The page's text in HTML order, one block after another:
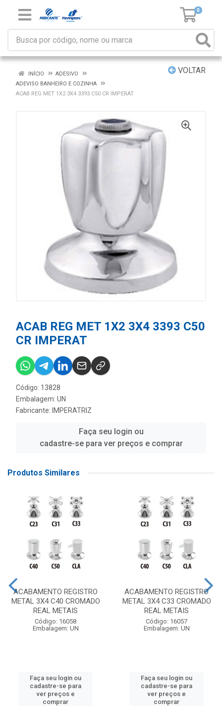
0
VOLTAR
INÍCIO
ADESIVO
ADEVISO BANHEIRO E COZINHA
ACAB REG MET 1X2 3X4 3393 C50 CR IMPERAT
ACAB REG MET 1X2 3X4 3393 C50
CR IMPERAT
Código: 13828
Embalagem: UN
Fabricante: IMPERATRIZ
Faça seu login ou
cadastre-se para ver preços e comprar
Produtos Similares
ACABAMENTO REGISTRO
METAL 3X4 C40 CROMADO
REAL METAIS
Código: 16058
Embalagem: UN
Faça seu login ou
cadastre-se para
ver preços e
comprar
ACABAMENTO REGISTRO
METAL 3X4 C33 CROMADO
REAL METAIS
Código: 16057
Embalagem: UN
Faça seu login ou
cadastre-se para
ver preços e
comprar